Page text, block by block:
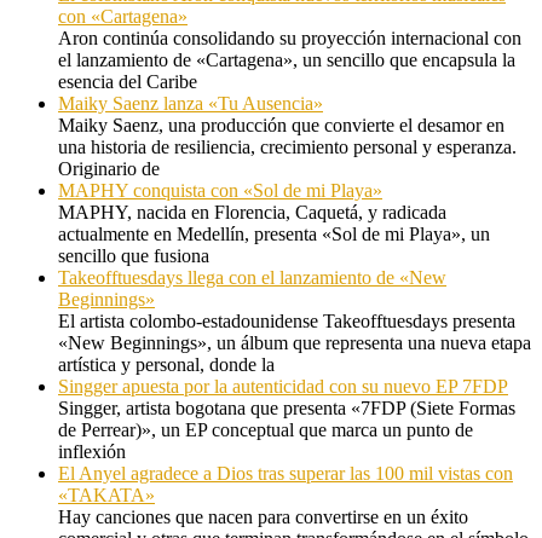
con «Cartagena»
Aron continúa consolidando su proyección internacional con
el lanzamiento de «Cartagena», un sencillo que encapsula la
esencia del Caribe
Maiky Saenz lanza «Tu Ausencia»
Maiky Saenz, una producción que convierte el desamor en
una historia de resiliencia, crecimiento personal y esperanza.
Originario de
MAPHY conquista con «Sol de mi Playa»
MAPHY, nacida en Florencia, Caquetá, y radicada
actualmente en Medellín, presenta «Sol de mi Playa», un
sencillo que fusiona
Takeofftuesdays llega con el lanzamiento de «New
Beginnings»
El artista colombo-estadounidense Takeofftuesdays presenta
«New Beginnings», un álbum que representa una nueva etapa
artística y personal, donde la
Singger apuesta por la autenticidad con su nuevo EP 7FDP
Singger, artista bogotana que presenta «7FDP (Siete Formas
de Perrear)», un EP conceptual que marca un punto de
inflexión
El Anyel agradece a Dios tras superar las 100 mil vistas con
«TAKATA»
Hay canciones que nacen para convertirse en un éxito